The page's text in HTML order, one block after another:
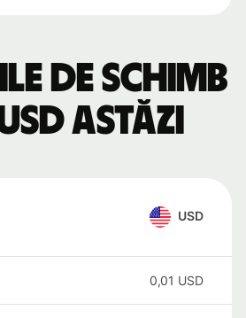
de schimb
USD astăzi
USD
0,01 USD